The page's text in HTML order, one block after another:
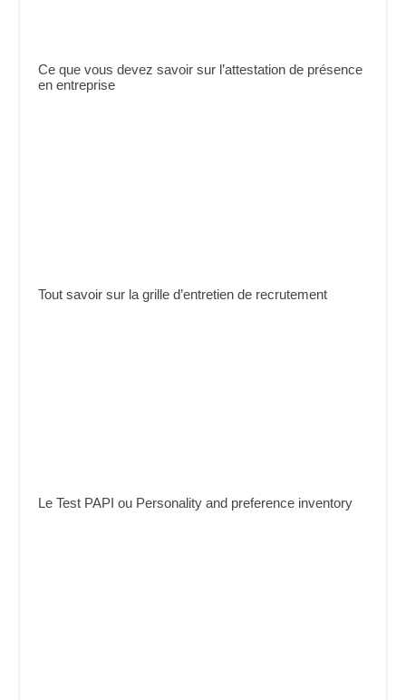
Ce que vous devez savoir sur l’attestation de présence
en entreprise
Tout savoir sur la grille d’entretien de recrutement
Le Test PAPI ou Personality and preference inventory